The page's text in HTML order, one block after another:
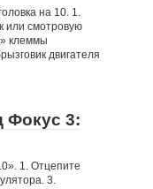
на 10. 1.
или смотровую
клеммы
двигателя
Фокус 3:
1. Отцепите
3.